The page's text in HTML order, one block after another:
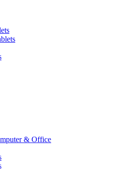
& Office